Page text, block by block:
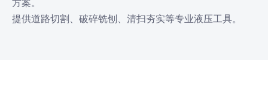
方案。
提供道路切割、破碎铣刨、清扫夯实等专业液压工具。